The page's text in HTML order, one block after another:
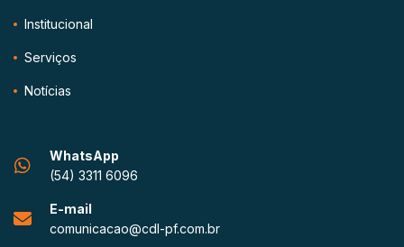
Institucional
Serviços
Notícias
WhatsApp
(54) 3311 6096
E-mail
comunicacao@cdl-pf.com.br